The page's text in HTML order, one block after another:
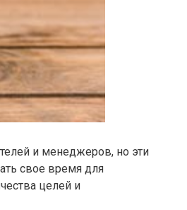
и менеджеров, но эти
свое время для
целей и